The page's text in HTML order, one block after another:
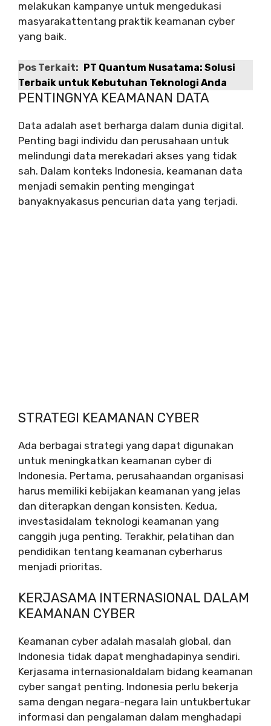
melakukan kampanye untuk mengedukasi
masyarakattentang praktik keamanan cyber
yang baik.
Pos Terkait: PT Quantum Nusatama: Solusi
Terbaik untuk Kebutuhan Teknologi Anda
PENTINGNYA KEAMANAN DATA
Data adalah aset berharga dalam dunia digital.
Penting bagi individu dan perusahaan untuk
melindungi data merekadari akses yang tidak
sah. Dalam konteks Indonesia, keamanan data
menjadi semakin penting mengingat
banyaknyakasus pencurian data yang terjadi.
STRATEGI KEAMANAN CYBER
Ada berbagai strategi yang dapat digunakan
untuk meningkatkan keamanan cyber di
Indonesia. Pertama, perusahaandan organisasi
harus memiliki kebijakan keamanan yang jelas
dan diterapkan dengan konsisten. Kedua,
investasidalam teknologi keamanan yang
canggih juga penting. Terakhir, pelatihan dan
pendidikan tentang keamanan cyberharus
menjadi prioritas.
KERJASAMA INTERNASIONAL DALAM
KEAMANAN CYBER
Keamanan cyber adalah masalah global, dan
Indonesia tidak dapat menghadapinya sendiri.
Kerjasama internasionaldalam bidang keamanan
cyber sangat penting. Indonesia perlu bekerja
sama dengan negara-negara lain untukbertukar
informasi dan pengalaman dalam menghadapi